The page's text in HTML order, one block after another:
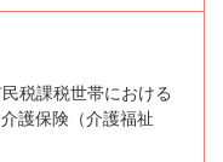
税課税世帯における
護保険（介護福祉